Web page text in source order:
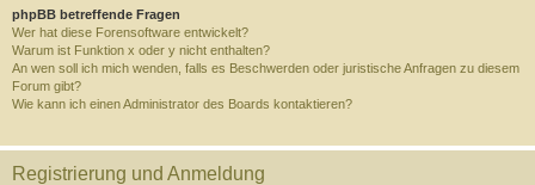
phpBB betreffende Fragen
Wer hat diese Forensoftware entwickelt?
Warum ist Funktion x oder y nicht enthalten?
An wen soll ich mich wenden, falls es Beschwerden oder juristische Anfragen zu diesem
Forum gibt?
Wie kann ich einen Administrator des Boards kontaktieren?
Registrierung und Anmeldung